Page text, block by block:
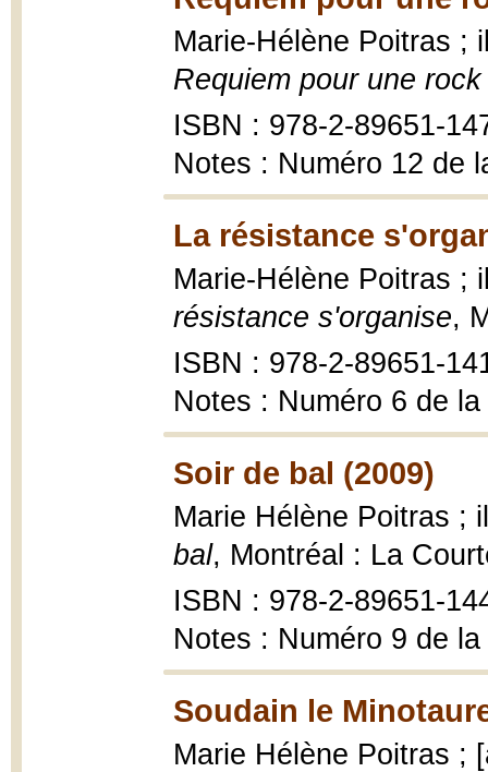
Marie-Hélène Poitras ;
Requiem pour une
ISBN : 978-2-89651-
Notes : Numéro 12 de
La résistance
Marie-Hélène Poitras ;
résistance s'organise,
ISBN : 978-2-89651-
Notes : Numéro 6 de
Soir de bal (2009)
Marie Hélène Poitras ;
bal, Montréal : La
ISBN : 978-2-89651-
Notes : Numéro 9 de
Soudain le
Marie Hélène Poitras ;